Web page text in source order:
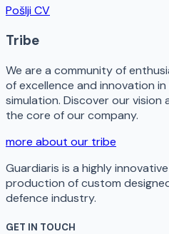
Pošlji CV
Tribe
We are a community of
of excellence and innovation
simulation. Discover our
the core of our company.
more about our tribe
Guardiaris is a highly
production of custom
defence industry.
GET IN TOUCH